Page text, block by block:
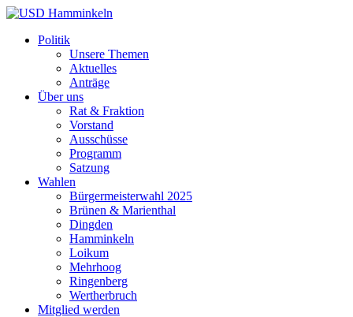
Politik
Unsere Themen
Aktuelles
Anträge
Über uns
Rat & Fraktion
Vorstand
Ausschüsse
Programm
Satzung
Wahlen
Bürgermeisterwahl 2025
Brünen & Marienthal
Dingden
Hamminkeln
Loikum
Mehrhoog
Ringenberg
Wertherbruch
Mitglied werden